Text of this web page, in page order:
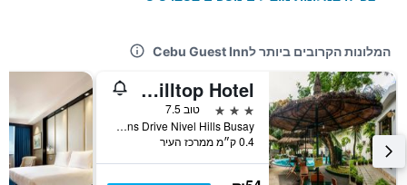
המלונות הקרובים ביותר לCebu Guest Inn
Cebu Hilltop Hotel
3 כוכבים
טוב 7.5
Veterans Drive Nivel Hills Busay, סבו סיטי, פיליפינים
0.4 ק״מ ממרכז העיר